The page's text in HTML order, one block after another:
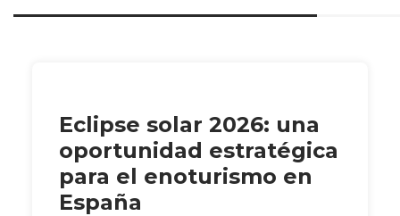
Eclipse solar 2026: una
oportunidad estratégica
para el enoturismo en
España